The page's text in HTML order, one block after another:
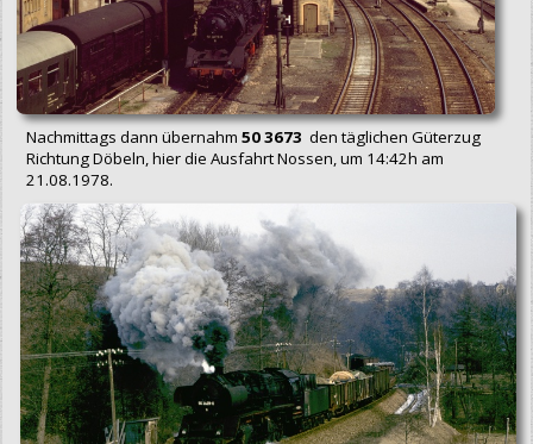
Nachmittags dann übernahm 50 3673 den täglichen Güterzug
Richtung Döbeln, hier die Ausfahrt Nossen, um 14:42h am
21.08.1978.